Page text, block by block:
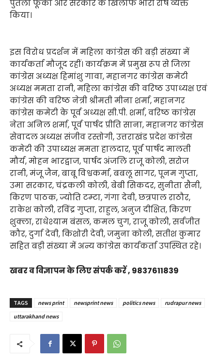
पुतला फूंका और सरकार के खिलाफ भारी रोष व्यक्त
किया।
इस विरोध प्रदर्शन में महिला कांग्रेस की बड़ी संख्या में
कार्यकर्ता मौजूद रहीं। कार्यक्रम में प्रमुख रूप से जिला
कांग्रेस अध्यक्ष हिमांशु गावा, महानगर कांग्रेस कमेटी
अध्यक्ष ममता रानी, महिला कांग्रेस की वरिष्ठ उपाध्यक्ष एवं
कांग्रेस की वरिष्ठ नेत्री श्रीमती मीना शर्मा, महानगर
कांग्रेस कमेटी के पूर्व अध्यक्ष सी.पी. शर्मा, वरिष्ठ कांग्रेस
नेता अनिल शर्मा, पूर्व पार्षद प्रीति साना, महानगर कांग्रेस
सेवादल अध्यक्ष संजीव रस्तोगी, उत्तराखंड प्रदेश कांग्रेस
कमेटी की उपाध्यक्ष ममता हालदार, पूर्व पार्षद मालती
मौर्य, मोहन भारद्वाज, पार्षद अंजलि राजू कोली, सरोज
रानी, मंजू जैन, बाबू विश्वकर्मा, बबलू सागर, पूनम गुप्ता,
उमा सरकार, चंद्रकली कोली, बेबी सिकदर, सुनीता सैनी,
किरण पाठक, ज्योति टम्टा, गंगा देवी, छत्रपाल राठौर,
राकेश कोली, रविंद्र गुप्ता, राहुल, अनुज दीक्षित, किरण
शुक्ला, राधेश्याम बंसल, कमल चुग, राजू कोली, सर्वजीत
कौर, दुर्गा देवी, किशोरी देवी, जमुना कोली, सतीश कुमार
सहित बड़ी संख्या में अन्य कांग्रेस कार्यकर्ता उपस्थित रहे।
खबर व विज्ञापन के लिए संपर्क करें , 9837611839
TAGS news print newsprint news politics news
rudrapur news
uttarakhand news